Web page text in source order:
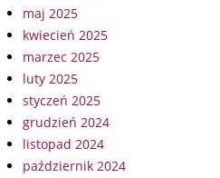
maj 2025
kwiecień 2025
marzec 2025
luty 2025
styczeń 2025
grudzień 2024
listopad 2024
październik 2024